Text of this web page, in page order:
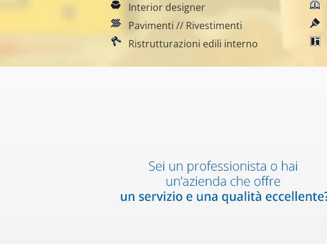
Interior designer
Pavimenti // Rivestimenti
Ristrutturazioni edili interno